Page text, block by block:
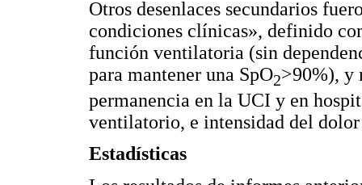
Otros desenlaces secundarios
condiciones clínicas», definido
función ventilatoria (sin
para mantener una SpO2>90%), y
permanencia en la UCI y en
ventilatorio, e intensidad del
Estadísticas